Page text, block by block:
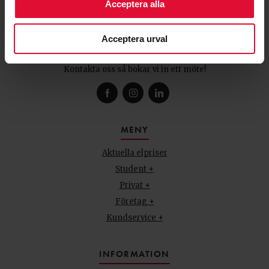
Acceptera alla
Acceptera urval
Vi vill vara mer närvarande
hos dig som kund.
Kontakta oss så bokar vi in ett möte!
MENY
Aktuella elpriser
Student +
Privat +
Företag +
Kundservice +
INFORMATION